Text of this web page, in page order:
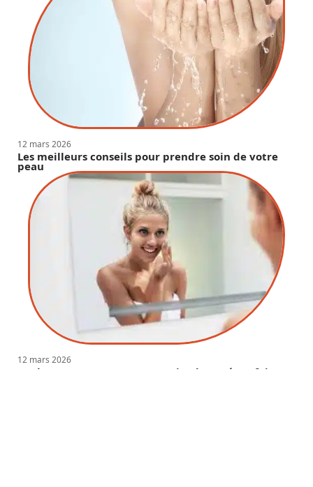
12 mars 2026
Les meilleurs conseils pour prendre soin de votre
peau
12 mars 2026
Les bons gestes pour une routine beauté parfaite